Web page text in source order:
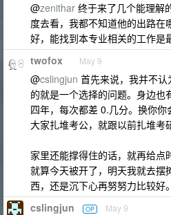
@zenithar 终于来了几个能理解
度去看，我都不知道他的出路
好，能找到本专业相关的工作是
twofox May 9
@cslingjun 首先来说，我并不
的就是一个选择的问题。身边也
四年，每次都差 0.几分。换你你
大家扎堆考公，就跟以前扎堆考
家里还能撑得住的话，就再给点
就算今天被开了，明天我就去摆
西，还是沉下心再努努力比较好
cslingjun OP May 9